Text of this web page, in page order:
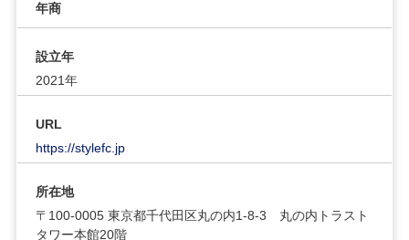
年商
設立年
2021年
URL
https://stylefc.jp
所在地
〒100-0005 東京都千代田区丸の内1-8-3 丸の内トラスト
タワー本館20階